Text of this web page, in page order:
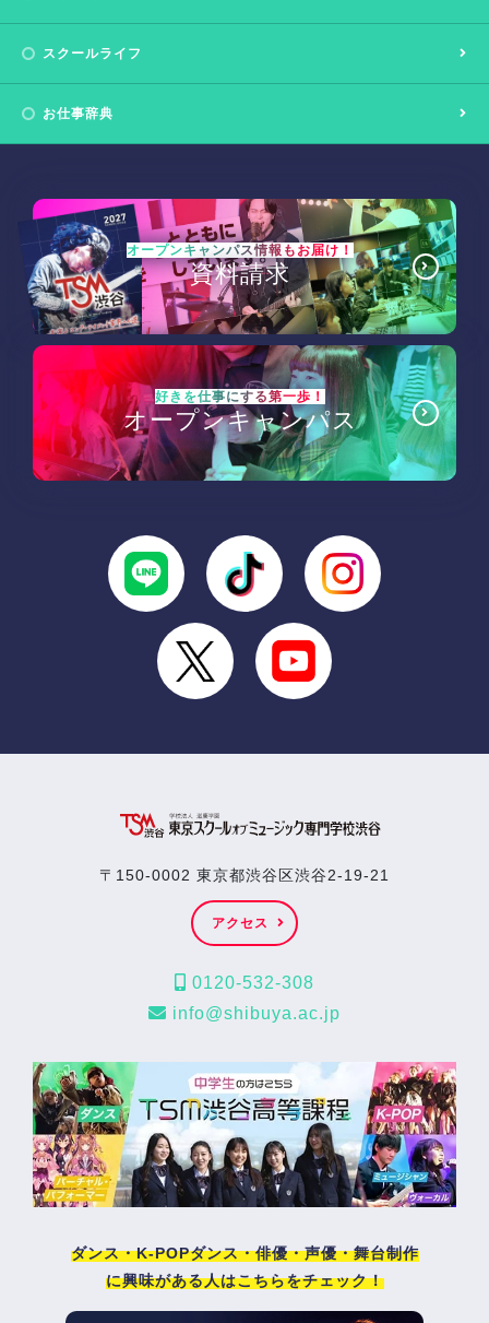
スクールライフ
お仕事辞典
オープンキャンパス情報もお届け！
資料請求
好きを仕事にする第一歩！
オープンキャンパス
〒150-0002 東京都渋谷区渋谷2-19-21
アクセス
0120-532-308
info@shibuya.ac.jp
ダンス・K-POPダンス・俳優・声優・舞台制作
に興味がある人はこちらをチェック！